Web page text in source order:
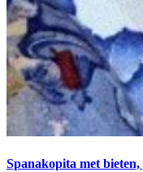
Spanakopita met